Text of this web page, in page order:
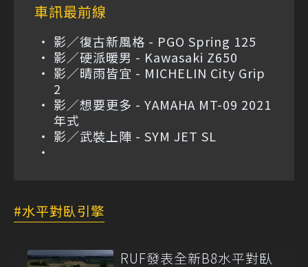
車訊最前線
影／復古新風格 - PGO Spring 125
影／硬派暖男 - Kawasaki Z650
影／晴雨皆宜 - MICHELIN City Grip
2
影／想要更多 - YAMAHA MT-09 2021
年式
影／武裝上陣 - SYM JET SL
水平對臥引擎
RUF發表全新B8水平對臥